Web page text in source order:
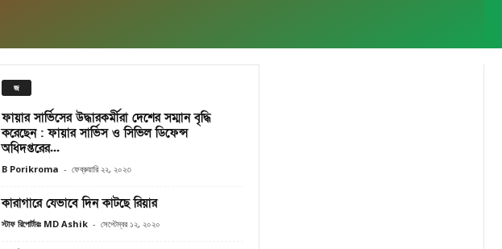
জ
ফায়ার সার্ভিসের উদ্ধারকর্মীরা দেশের সম্মান বৃদ্ধি
করেছেন : ফায়ার সার্ভিস ও সিভিল ডিফেন্স
অধিদপ্তরের...
B Porikroma - ফেব্রুয়ারি ২২, ২০২৩
কারাগারে যেভাবে দিন কাটছে রিয়ার
স্টাফ রিপোর্টারঃ MD Ashik - সেপ্টেম্বর ১২, ২০২০